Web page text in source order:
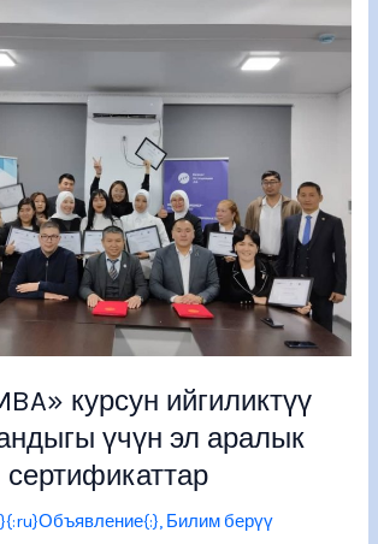
курсун ийгиликтүү
үчүн эл аралык
сертификаттар
, Билим берүү